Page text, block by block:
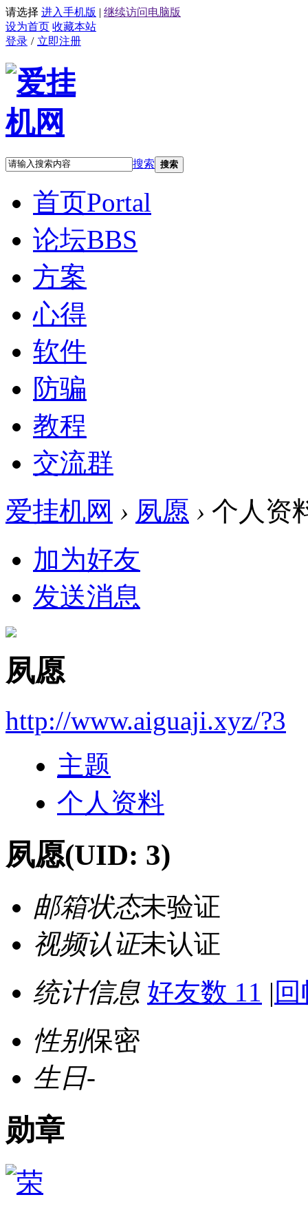
请选择 进入手机版 | 继续访问电脑版
设为首页 收藏本站
登录 / 立即注册
搜索 搜索
首页Portal
论坛BBS
方案
心得
软件
防骗
教程
交流群
爱挂机网 › 夙愿 › 个人资
加为好友
发送消息
夙愿
http://www.aiguaji.xyz/?3
主题
个人资料
夙愿(UID: 3)
邮箱状态未验证
视频认证未认证
统计信息 好友数 11 |
性别保密
生日-
勋章